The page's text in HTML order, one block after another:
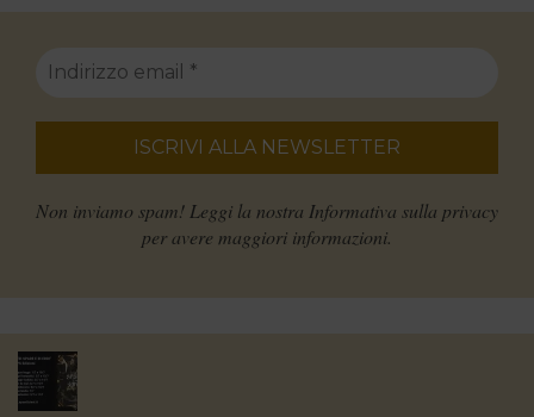
Non inviamo spam! Leggi la nostra Informativa sulla privacy
per avere maggiori informazioni.